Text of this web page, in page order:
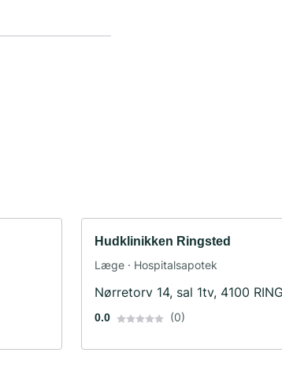
Hudklinikken Ringsted
Læge · Hospitalsapotek
Nørretorv 14, sal 1tv, 4100
0.0 (0)